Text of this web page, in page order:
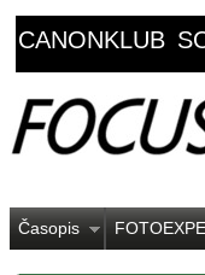
CANONKLUB
Časopis